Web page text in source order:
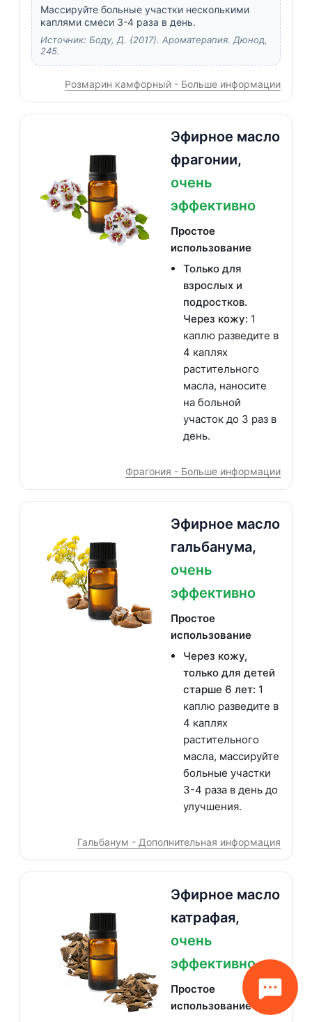
Массируйте больные участки несколькими
каплями смеси 3-4 раза в день.
Источник: Боду, Д. (2017). Ароматерапия. Дюнод,
245.
Розмарин камфорный - Больше информации
Эфирное масло
фрагонии,
очень
эффективно
Простое
использование
Только для
взрослых и
подростков.
Через кожу: 1
каплю разведите в
4 каплях
растительного
масла, наносите
на больной
участок до 3 раз в
день.
Фрагония - Больше информации
Эфирное масло
гальбанума,
очень
эффективно
Простое
использование
Через кожу,
только для детей
старше 6 лет: 1
каплю разведите в
4 каплях
растительного
масла, массируйте
больные участки
3-4 раза в день до
улучшения.
Гальбанум - Дополнительная информация
Эфирное масло
катрафая,
очень
эффективно
Простое
использование